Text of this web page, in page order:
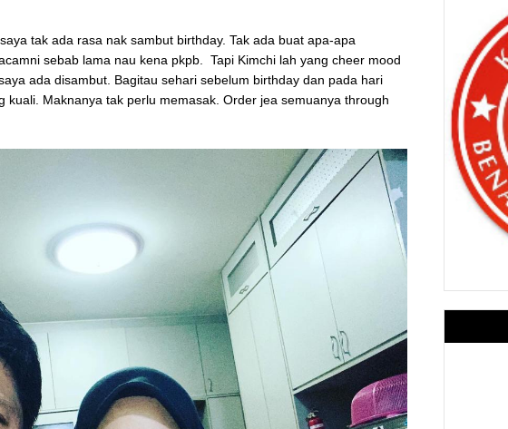
tak ada rasa nak sambut birthday. Tak ada buat apa-apa
sebab lama nau kena pkpb. Tapi Kimchi lah yang cheer mood
ada disambut. Bagitau sehari sebelum birthday dan pada hari
kuali. Maknanya tak perlu memasak. Order jea semuanya through